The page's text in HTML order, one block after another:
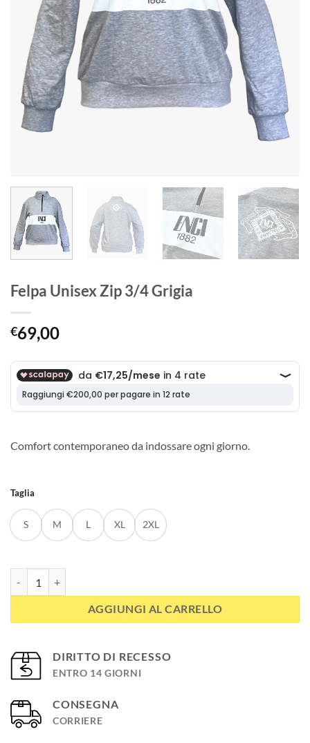
Felpa Unisex Zip 3/4 Grigia
€69,00
Comfort contemporaneo da indossare ogni giorno.
Taglia
S M L XL 2XL
AGGIUNGI AL CARRELLO
DIRITTO DI RECESSO
ENTRO 14 GIORNI
CONSEGNA
CORRIERE